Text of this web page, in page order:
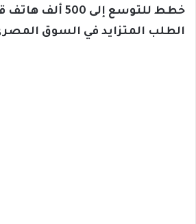
خطط للتوسع إلى
الطلب المتزايد في السوق